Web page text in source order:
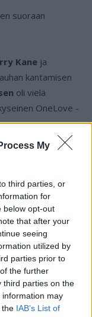
My
third parties, or
for
below opt-out
that after your
seeing
utilized by
parties prior to
the further
third parties on the
information may
the IAB’s List of
suoraan
Kane ja
kantamisen
oli vielä
OneLove -
sivuun
Seuraava artikkeli
myrskyvaroituksen